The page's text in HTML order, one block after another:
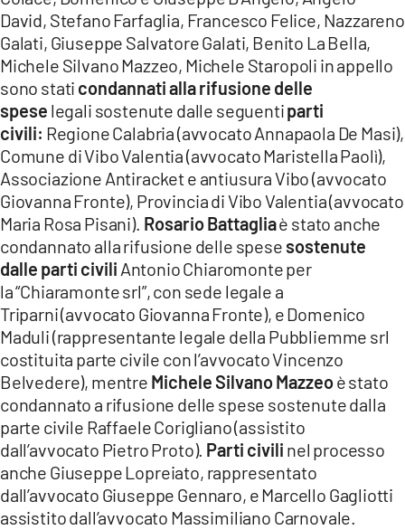
David, Stefano Farfaglia, Francesco Felice, Nazzareno
Galati, Giuseppe Salvatore Galati, Benito La Bella,
Michele Silvano Mazzeo, Michele Staropoli in appello
sono stati condannati alla rifusione delle
spese legali sostenute dalle seguentiparti
civili: Regione Calabria (avvocato Annapaola De Masi),
Comune di Vibo Valentia (avvocato Maristella Paolì),
Associazione Antiracket e antiusura Vibo (avvocato
Giovanna Fronte), Provincia di Vibo Valentia (avvocato
Maria Rosa Pisani). Rosario Battagliaè stato anche
condannato alla rifusione delle spese sostenute
dalle parti civili Antonio Chiaromonte per
la “Chiaramonte srl”, con sede legale a
Triparni (avvocato Giovanna Fronte), e Domenico
Maduli (rappresentante legale della Pubbliemme srl
costituita parte civile con l’avvocato Vincenzo
Belvedere), mentre Michele Silvano Mazzeoè stato
condannato a rifusione delle spese sostenute dalla
parte civile Raffaele Corigliano (assistito
dall’avvocato Pietro Proto). Parti civili nel processo
anche Giuseppe Lopreiato, rappresentato
dall’avvocato Giuseppe Gennaro, e Marcello Gagliotti
assistito dall’avvocato Massimiliano Carnovale.